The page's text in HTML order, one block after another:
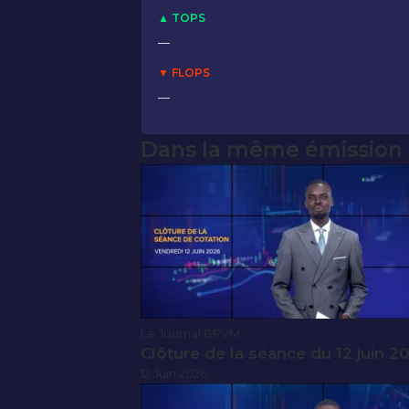
▲ TOPS
—
▼ FLOPS
—
Dans la même émission
Le Journal BRVM
Clôture de la séance du 12 juin